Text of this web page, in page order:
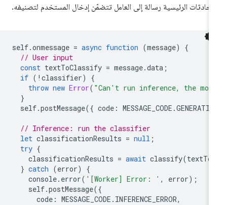
الرئيسية رسالة إلى العامل تتضمّن إدخال المستخدم لتصنيفه.
self.onmessage = async function (message
// User input
const textToClassify = message.data
if (!classifier
throw
new Error("Can't run inference, the
self.postMessage ({ code: MESSAGE_CODE.
// Inference: run the classifier
let classificationResults = null
try
classificationResults
= await classify(
} catch (error
console.error('[Worker] Error: ', error
self.postMessage
code: MESSAGE_CODE.INFERENCE_ERROR